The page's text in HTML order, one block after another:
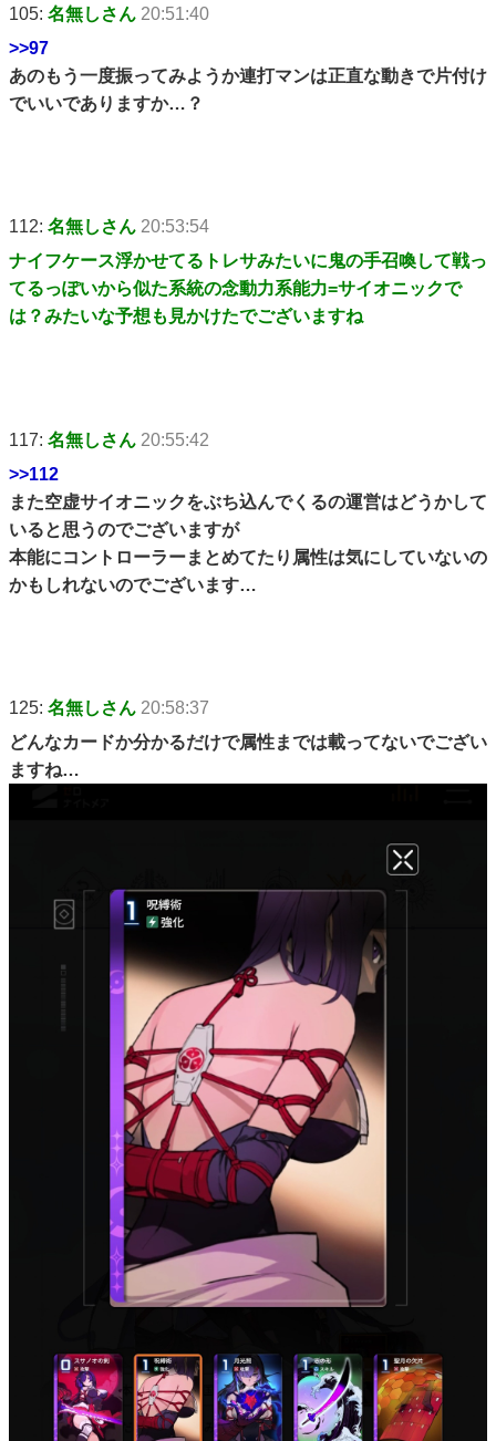
105: 名無しさん 20:51:40
>>97
あのもう一度振ってみようか連打マンは正直な動きで片付け
でいいでありますか…？
112: 名無しさん 20:53:54
ナイフケース浮かせてるトレサみたいに鬼の手召喚して戦っ
てるっぽいから似た系統の念動力系能力=サイオニックで
は？みたいな予想も見かけたでございますね
117: 名無しさん 20:55:42
>>112
また空虚サイオニックをぶち込んでくるの運営はどうかして
いると思うのでございますが
本能にコントローラーまとめてたり属性は気にしていないの
かもしれないのでございます…
125: 名無しさん 20:58:37
どんなカードか分かるだけで属性までは載ってないでござい
ますね…